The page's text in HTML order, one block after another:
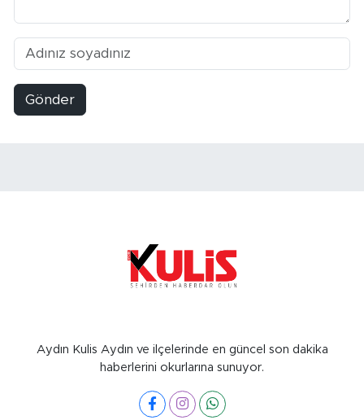
Gönder
Aydın Kulis Aydın ve ilçelerinde en güncel son dakika
haberlerini okurlarına sunuyor.